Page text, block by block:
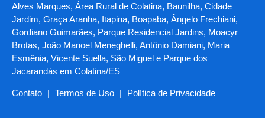
Alves Marques, Área Rural de Colatina, Baunilha, Cidade
Jardim, Graça Aranha, Itapina, Boapaba, Ângelo Frechiani,
Gordiano Guimarães, Parque Residencial Jardins, Moacyr
Brotas, João Manoel Meneghelli, Antônio Damiani, Maria
Esmênia, Vicente Suella, São Miguel e Parque dos
Jacarandás em Colatina/ES
Contato | Termos de Uso | Política de Privacidade